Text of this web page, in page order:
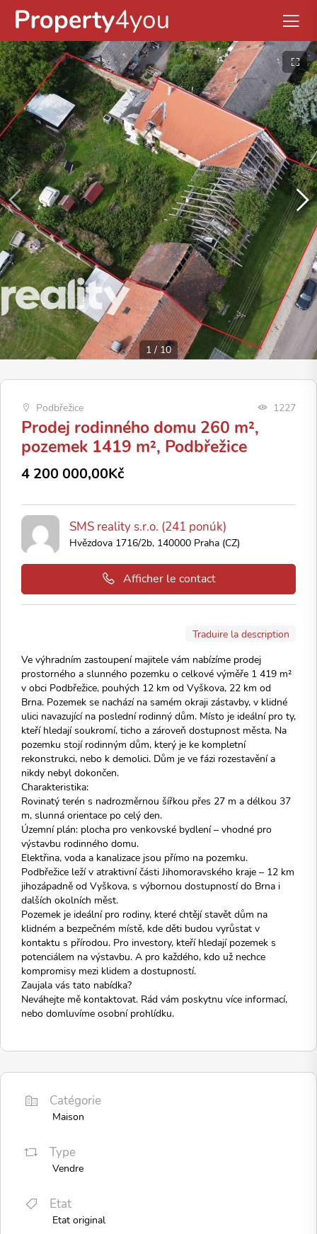
1 /10
Podbřežice 1227
Prodej rodinného domu 260 m²,
pozemek 1419 m², Podbřežice
4 200 000,00Kč
SMS reality s.r.o. (241 ponúk)
Hvězdova 1716/2b, 140000 Praha (CZ)
Afficher le contact
Traduire la description
Ve výhradním zastoupení majitele vám nabízíme prodej
prostorného a slunného pozemku o celkové výměře 1 419 m²
v obci Podbřežice, pouhých 12 km od Vyškova, 22 km od
Brna. Pozemek se nachází na samém okraji zástavby, v klidné
ulici navazující na poslední rodinný dům. Místo je ideální pro ty,
kteří hledají soukromí, ticho a zároveň dostupnost města. Na
pozemku stojí rodinným dům, který je ke kompletní
rekonstrukci, nebo k demolici. Dům je ve fázi rozestavění a
nikdy nebyl dokončen.
Charakteristika:
Rovinatý terén s nadrozměrnou šířkou přes 27 m a délkou 37
m, slunná orientace po celý den.
Územní plán: plocha pro venkovské bydlení – vhodné pro
výstavbu rodinného domu.
Elektřina, voda a kanalizace jsou přímo na pozemku.
Podbřežice leží v atraktivní části Jihomoravského kraje – 12 km
jihozápadně od Vyškova, s výbornou dostupností do Brna i
dalších okolních měst.
Pozemek je ideální pro rodiny, které chtějí stavět dům na
klidném a bezpečném místě, kde děti budou vyrůstat v
kontaktu s přírodou. Pro investory, kteří hledají pozemek s
potenciálem na výstavbu. A pro každého, kdo už nechce
kompromisy mezi klidem a dostupností.
Zaujala vás tato nabídka?
Neváhejte mě kontaktovat. Rád vám poskytnu více informací,
nebo domluvíme osobní prohlídku.
Catégorie
Maison
Type
Vendre
Etat
Etat original